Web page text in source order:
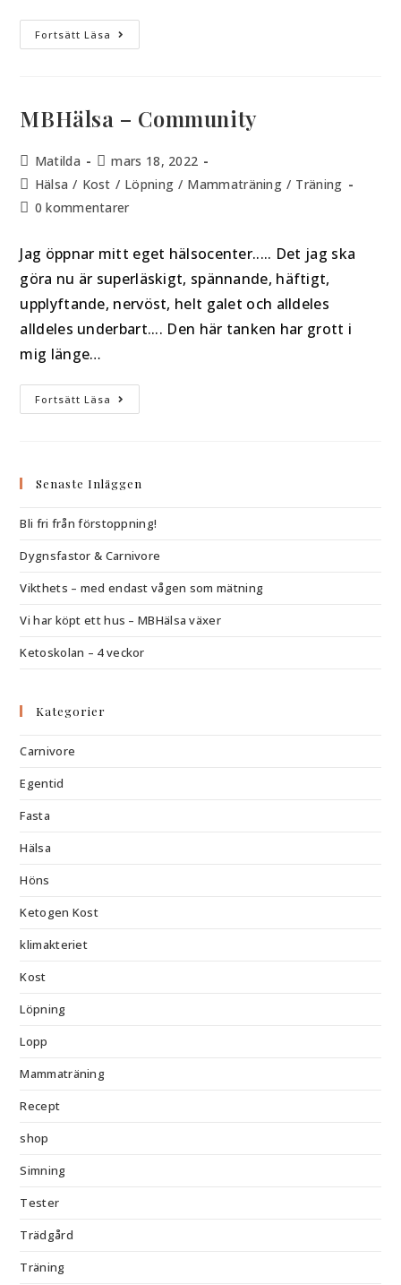
Fortsätt Läsa
MBHälsa – Community
Matilda
mars 18, 2022
Hälsa / Kost / Löpning / Mammaträning / Träning
0 kommentarer
Jag öppnar mitt eget hälsocenter..... Det jag ska
göra nu är superläskigt, spännande, häftigt,
upplyftande, nervöst, helt galet och alldeles
alldeles underbart.... Den här tanken har grott i
mig länge…
Fortsätt Läsa
Senaste Inläggen
Bli fri från förstoppning!
Dygnsfastor & Carnivore
Vikthets – med endast vågen som mätning
Vi har köpt ett hus – MBHälsa växer
Ketoskolan – 4 veckor
Kategorier
Carnivore
Egentid
Fasta
Hälsa
Höns
Ketogen Kost
klimakteriet
Kost
Löpning
Lopp
Mammaträning
Recept
shop
Simning
Tester
Trädgård
Träning